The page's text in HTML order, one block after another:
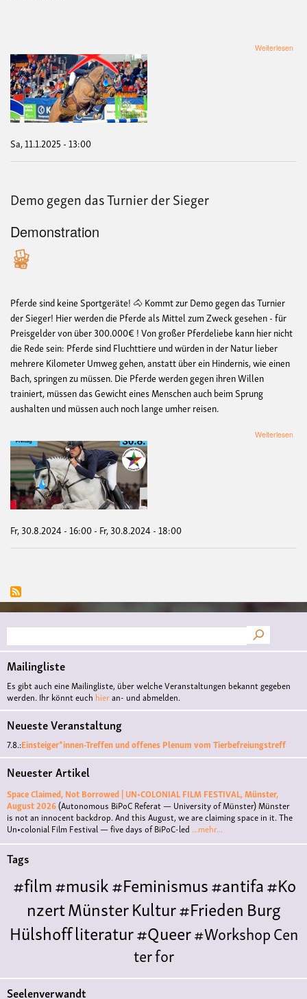
Weiterlesen
Sa, 11.1.2025 - 13:00
Demo gegen das Turnier der Sieger
Demonstration
Pferde sind keine Sportgeräte! 🐴 Kommt zur Demo gegen das Turnier
der Sieger! Hier werden die Pferde als Mittel zum Zweck gesehen - für
Preisgelder von über 300.000€ ! Von großer Pferdeliebe kann hier nicht
die Rede sein: Pferde sind Fluchttiere und würden in der Natur lieber
mehrere Kilometer Umweg gehen, anstatt über ein Hindernis, wie einen
Bach, springen zu müssen. Die Pferde werden gegen ihren Willen
trainiert, müssen das Gewicht eines Menschen auch beim Sprung
aushalten und müssen auch noch lange umher reisen.
Weiterlesen
Fr, 30.8.2024 - 16:00- Fr, 30.8.2024 - 18:00
Suche
Mailingliste
Es gibt auch eine Mailingliste, über welche Veranstaltungen bekannt gegeben
werden. Ihr könnt euch hieran- und abmelden.
Neueste Veranstaltung
7.8.:Einsteiger*innen-Treffen und offenes Plenum vom Tierbefreiungstreff
Neuester Artikel
Space Claimed, Not Borrowed | UN•COLONIAL FILM FESTIVAL, Münster,
August 2026(Autonomous BiPoC Referat — University of Münster)Münster
is not an innocent backdrop. And this August, we are claiming space in it. The
Un•colonial Film Festival — five days of BiPoC-led ...mehr...
Tags
#film#musik#Feminismus#antifa#Ko
nzertMünsterKultur#FriedenBurg
Hülshoffliteratur#Queer#WorkshopCen
ter for
LiteraturePolyamoriePolytreff#liveKonzert
Seelenverwandt